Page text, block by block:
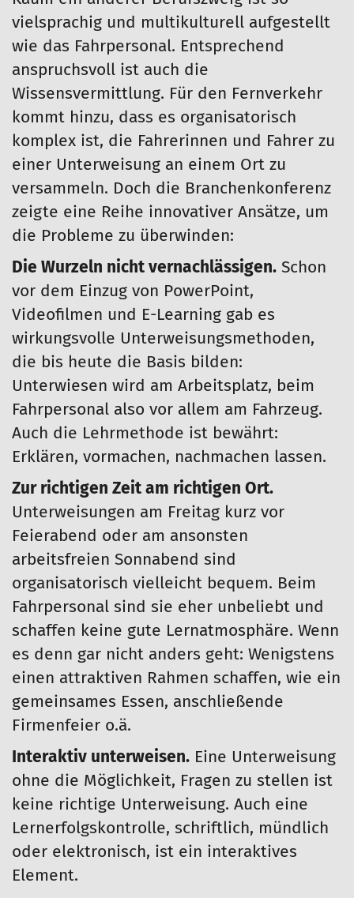
vielsprachig und multikulturell aufgestellt
wie das Fahrpersonal. Entsprechend
anspruchsvoll ist auch die
Wissensvermittlung. Für den Fernverkehr
kommt hinzu, dass es organisatorisch
komplex ist, die Fahrerinnen und Fahrer zu
einer Unterweisung an einem Ort zu
versammeln. Doch die Branchenkonferenz
zeigte eine Reihe innovativer Ansätze, um
die Probleme zu überwinden:
Die Wurzeln nicht vernachlässigen. Schon
vor dem Einzug von PowerPoint,
Videofilmen und E-Learning gab es
wirkungsvolle Unterweisungsmethoden,
die bis heute die Basis bilden:
Unterwiesen wird am Arbeitsplatz, beim
Fahrpersonal also vor allem am Fahrzeug.
Auch die Lehrmethode ist bewährt:
Erklären, vormachen, nachmachen lassen.
Zur richtigen Zeit am richtigen Ort.
Unterweisungen am Freitag kurz vor
Feierabend oder am ansonsten
arbeitsfreien Sonnabend sind
organisatorisch vielleicht bequem. Beim
Fahrpersonal sind sie eher unbeliebt und
schaffen keine gute Lernatmosphäre. Wenn
es denn gar nicht anders geht: Wenigstens
einen attraktiven Rahmen schaffen, wie ein
gemeinsames Essen, anschließende
Firmenfeier o.ä.
Interaktiv unterweisen. Eine Unterweisung
ohne die Möglichkeit, Fragen zu stellen ist
keine richtige Unterweisung. Auch eine
Lernerfolgskontrolle, schriftlich, mündlich
oder elektronisch, ist ein interaktives
Element.